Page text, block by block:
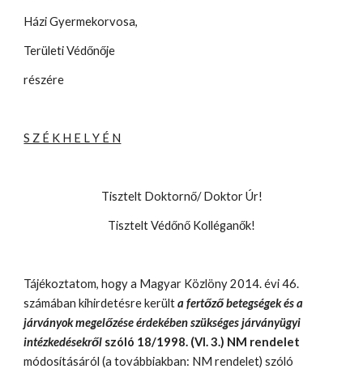
Házi Gyermekorvosa,
Területi Védőnője
részére
S Z É K H E L Y É N
Tisztelt Doktornő/ Doktor Úr!
Tisztelt Védőnő Kolléganők!
Tájékoztatom, hogy a Magyar Közlöny 2014. évi 46.
számában kihirdetésre került a fertőző betegségek és a
járványok megelőzése érdekében szükséges járványügyi
intézkedésekről szóló 18/1998. (VI. 3.) NM rendelet
módosításáról (a továbbiakban: NM rendelet) szóló